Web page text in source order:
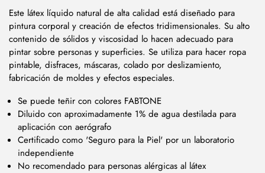
Este látex líquido natural de alta calidad está diseñado para
pintura corporal y creación de efectos tridimensionales. Su alto
contenido de sólidos y viscosidad lo hacen adecuado para
pintar sobre personas y superficies. Se utiliza para hacer ropa
pintable, disfraces, máscaras, colado por deslizamiento,
fabricación de moldes y efectos especiales.
Se puede teñir con colores FABTONE
Diluido con aproximadamente 1% de agua destilada para
aplicación con aerógrafo
Certificado como 'Seguro para la Piel' por un laboratorio
independiente
No recomendado para personas alérgicas al látex